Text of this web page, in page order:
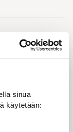
sinua
käytetään: